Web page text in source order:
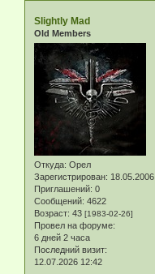
Slightly Mad
Old Members
Откуда: Орел
Зарегистрирован: 18.05.2006
Приглашений: 0
Сообщений: 4622
Возраст: 43 [1983-02-26]
Провел на форуме:
6 дней 2 часа
Последний визит:
12.07.2026 12:42